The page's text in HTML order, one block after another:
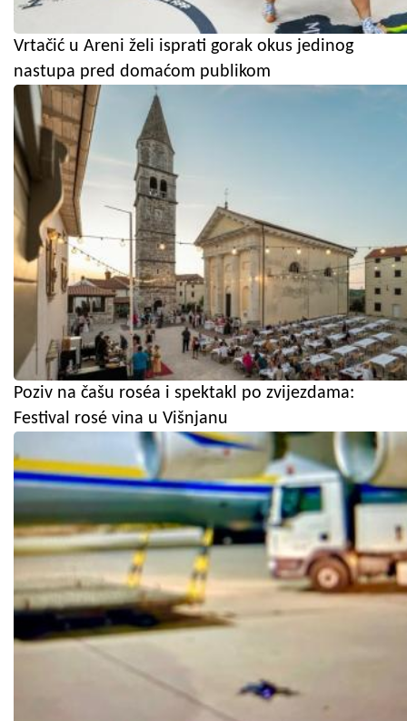
Vrtačić u Areni želi isprati gorak okus jedinog
nastupa pred domaćom publikom
Poziv na čašu roséa i spektakl po zvijezdama:
Festival rosé vina u Višnjanu